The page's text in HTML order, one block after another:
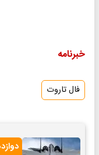
خبرنامه
فال تاروت